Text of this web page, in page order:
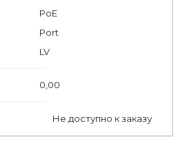
PoE
Port
LV
0,00
Не доступно к заказу